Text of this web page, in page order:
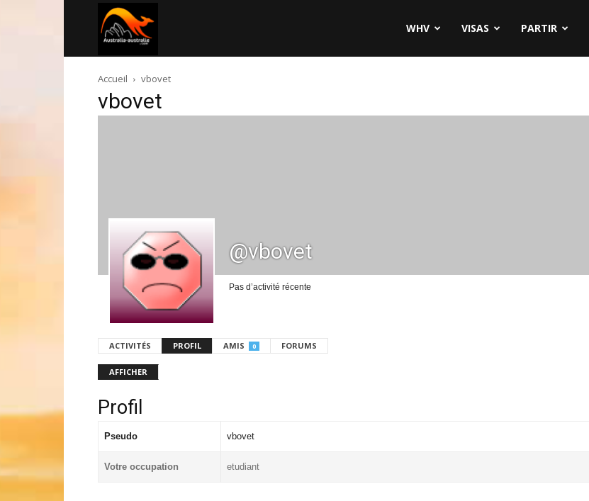
australie.com
WHV VISAS PARTIR
Accueil vbovet
vbovet
@vbovet
Pas d’activité récente
ACTIVITÉS PROFIL AMIS 0 FORUMS
AFFICHER
Profil
Pseudo vbovet
Votre occupation etudiant